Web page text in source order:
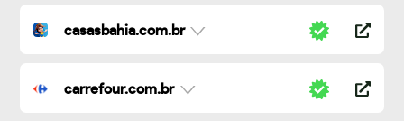
casasbahia.com.br
carrefour.com.br